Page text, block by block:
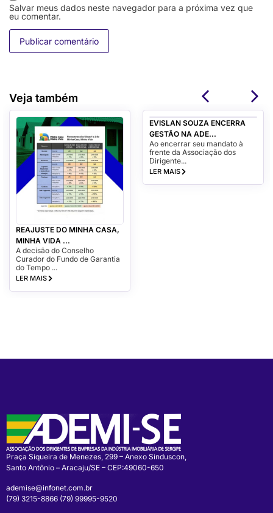
Salvar meus dados neste navegador para a próxima vez que
eu comentar.
Veja também
REAJUSTE DO MINHA CASA,
MINHA VIDA ...
A decisão do Conselho
Curador do Fundo de Garantia
do Tempo ...
LER MAIS
EVISLAN SOUZA ENCERRA
GESTÃO NA ADE...
Ao encerrar seu mandato à
frente da Associação dos
Dirigente...
LER MAIS
Praça Siqueira de Menezes, 299 – Anexo Sinduscon,
Santo Antônio – Aracaju/SE – CEP:49060-650
ademise@infonet.com.br
(79) 3215-8866 (79) 99995-9520